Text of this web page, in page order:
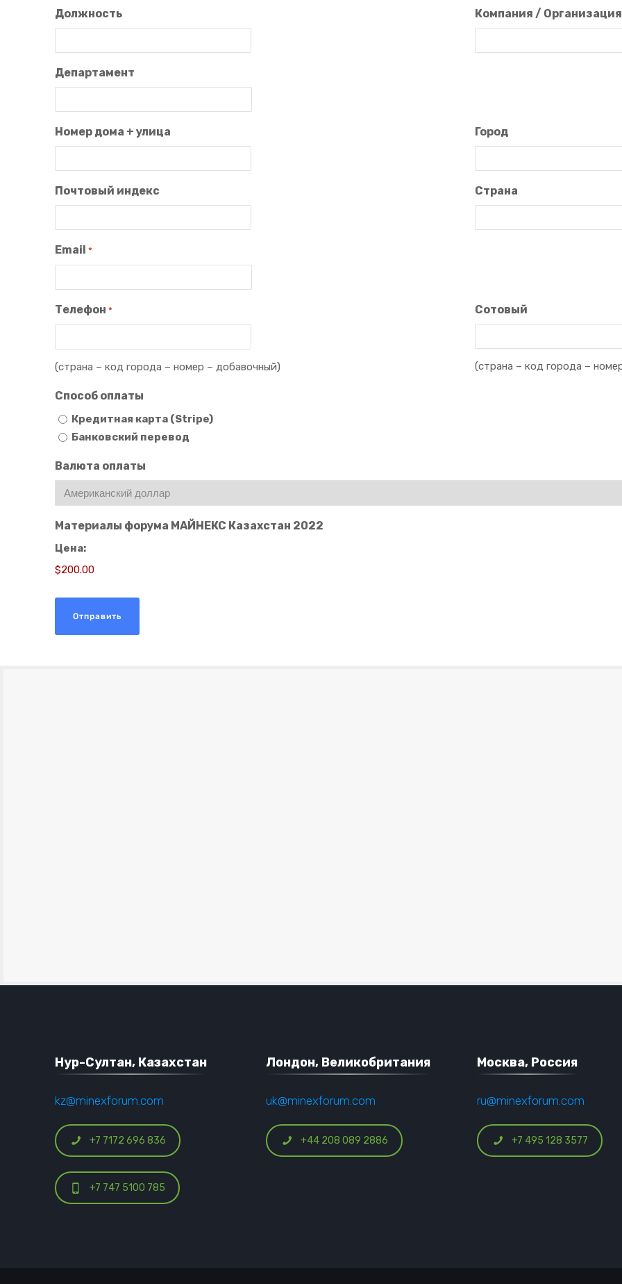
Должность Компания / Организация
Департамент
Номер дома + улица Город
Почтовый индекс Страна
Email *
Телефон *
(страна – код города – номер – добавочный)
Сотовый
(страна – код города –
Способ оплаты
Кредитная карта (Stripe)
Банковский перевод
Валюта оплаты
Материалы форума МАЙНЕКС Казахстан 2022
Цена:
Нур-Султан, Казахстан
kz@minexforum.com
+7 7172 696 836
+7 747 5100 785
Лондон, Великобритания
uk@minexforum.com
+44 208 089 2886
Москва, Россия
ru@minexforum.com
+7 495 128 3577